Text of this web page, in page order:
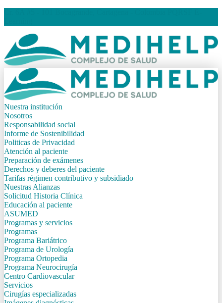
Nuestra institución
Nosotros
Responsabilidad social
Informe de Sostenibilidad
Politicas de Privacidad
Atención al paciente
Preparación de exámenes
Derechos y deberes del paciente
Tarifas régimen contributivo y subsidiado
Nuestras Alianzas
Solicitud Historia Clínica
Educación al paciente
ASUMED
Programas y servicios
Programas
Programa Bariátrico
Programa de Urología
Programa Ortopedia
Programa Neurocirugía
Centro Cardiovascular
Servicios
Cirugías especializadas